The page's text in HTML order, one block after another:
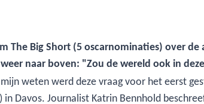
The Big Short (5 oscarnominaties) over
weer naar boven: "Zou de wereld ook in
weten werd deze vraag voor het eerst
in Davos. Journalist Katrin Bennhold